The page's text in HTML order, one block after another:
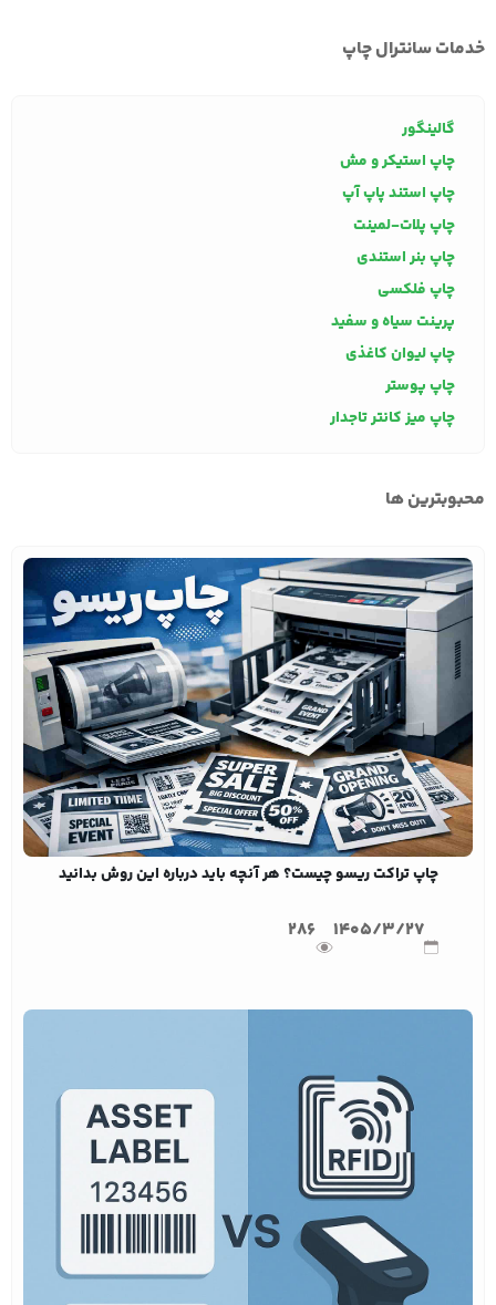
خدمات سانترال چاپ
گالینگور
چاپ استیکر و مش
چاپ استند پاپ آپ
چاپ پلات-لمینت
چاپ بنر استندی
چاپ فلکسی
پرینت سیاه و سفید
چاپ لیوان کاغذی
چاپ پوستر
چاپ میز کانتر تاجدار
محبوبترین ها
چاپ تراکت ریسو چیست؟ هر آنچه باید درباره این روش بدانید
1405/3/27
286